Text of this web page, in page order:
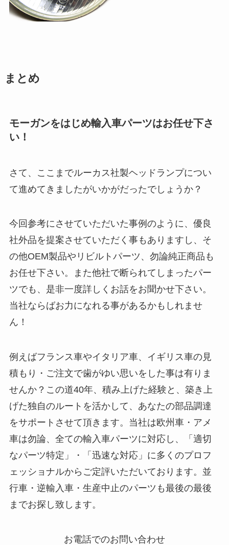
まとめ
モーガンをはじめ輸入車パーツはお任せ下さ
い！
さて、ここまでルーカス社製ヘッドランプについ
て進めてきましたがいかがだったでしょうか？
今回参考にさせていただいた事例のように、優良
社外品を提案させていただく事もありますし、そ
の他OEM製品やリビルトパーツ、勿論純正商品も
お任せ下さい。また他社で断られてしまったパー
ツでも、是非一度詳しくお話をお聞かせ下さい。
当社ならばお力になれる事があるかもしれませ
ん！
例えばフランス車やイタリア車、イギリス車の見
積もり・ご注文で歯がゆい思いをした事は有りま
せんか？この道40年、積み上げた経験と、築き上
げた独自のルートを活かして、あなたの部品調達
をサポートさせて頂きます。当社は欧州車・アメ
車は勿論、全ての輸入車パーツに対応し、「適切
なパーツ特定」・「迅速な対応」に多くのプロフ
ェッショナルからご定評いただいております。並
行車・逆輸入車・生産中止のパーツも最後の最後
までお探し致します。
お電話でのお問い合わせ